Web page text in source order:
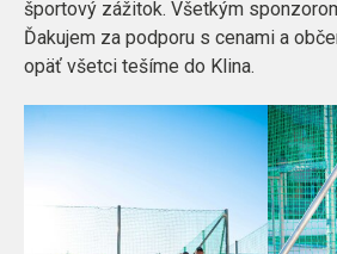
športový zážitok. Všetkým
Ďakujem za podporu s cenami a
opäť všetci tešíme do Klina.